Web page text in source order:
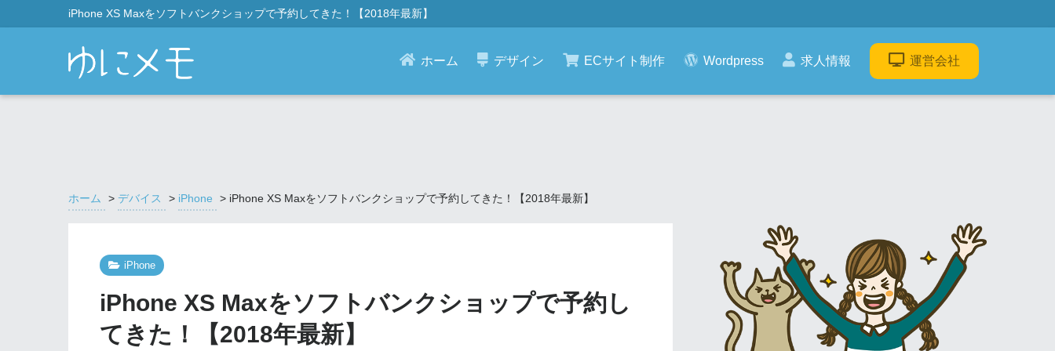
iPhone XS Maxをソフトバンクショップで予約してきた！【2018年最新】
ホーム デザイン ECサイト制作 Wordpress 求人情報 運営会社
ホーム > デバイス > iPhone > iPhone XS Maxをソフトバンクショップで予約してきた！【2018年最新】
iPhone
iPhone XS Maxをソフトバンクショップで予約し
てきた！【2018年最新】